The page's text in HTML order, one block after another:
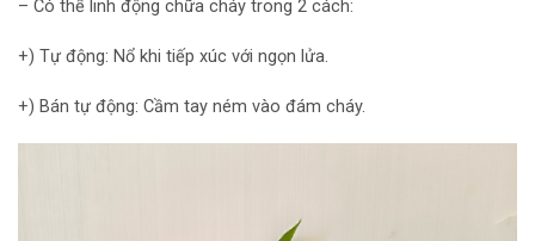
– Có thể linh động chữa cháy trong 2 cách:
+) Tự động: Nổ khi tiếp xúc với ngọn lửa.
+) Bán tự động: Cầm tay ném vào đám cháy.